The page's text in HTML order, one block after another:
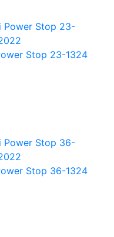
Stop 23-1324
Stop 36-1324